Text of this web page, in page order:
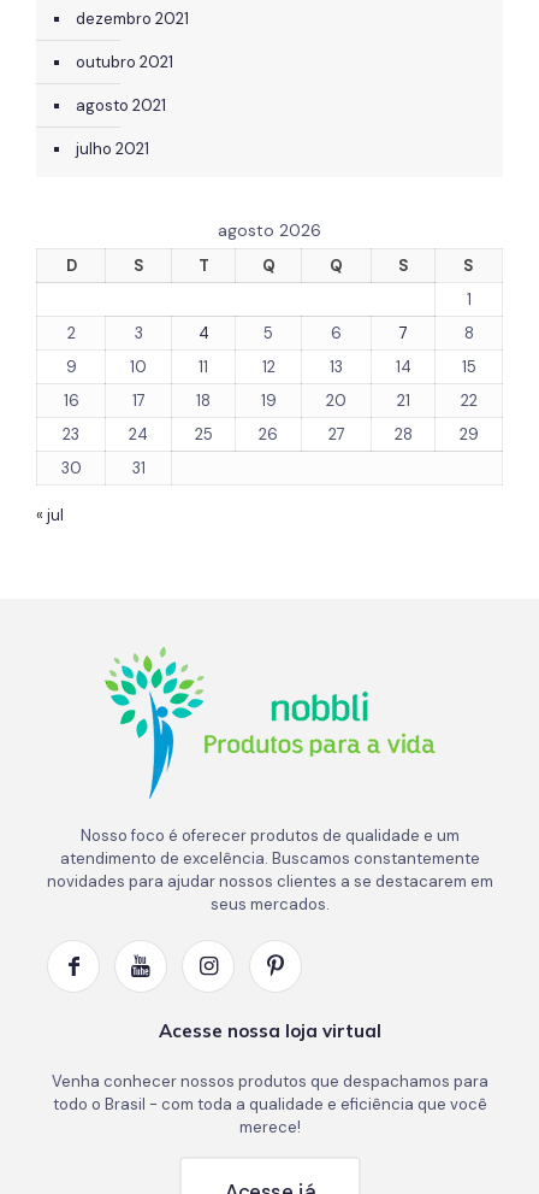
dezembro 2021
outubro 2021
agosto 2021
julho 2021
agosto 2026
D S T Q Q S
S
1
2
3 4 5 6 7
8
9
10 11 12 13 14
15
16
17 18 19 20 21
22
23
24 25 26 27 28
29
30
31
« jul
Nosso foco é oferecer produtos de qualidade e um
atendimento de excelência. Buscamos constantemente
novidades para ajudar nossos clientes a se destacarem em
seus mercados.
Acesse nossa loja virtual
Venha conhecer nossos produtos que despachamos para
todo o Brasil - com toda a qualidade e eficiência que você
merece!